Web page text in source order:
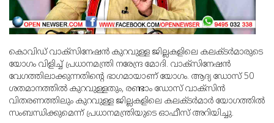
കൊവിഡ് വാക്‌സിനേഷന്‍ കുറവുള്ള ജില്ലകളിലെ കലക്ടര്‍മാരുടെ
യോഗം വിളിച്ച് പ്രധാനമന്ത്രി നരേന്ദ്ര മോദി. വാക്‌സിനേഷന്‍
വേഗത്തിലാക്കുന്നതിന്റെ ഭാഗമായാണ് യോഗം. ആദ്യ ഡോസ് 50
ശതമാനത്തില്‍ കുറവുള്ളതും, രണ്ടാം ഡോസ് വാക്‌സിന്‍
വിതരണത്തിലും കുറവുള്ള ജില്ലകളിലെ കലക്ടര്‍മാര്‍ യോഗത്തില്‍
സംബന്ധിക്കുമെന്ന് പ്രധാനമന്ത്രിയുടെ ഓഫീസ് അറിയിച്ചു.